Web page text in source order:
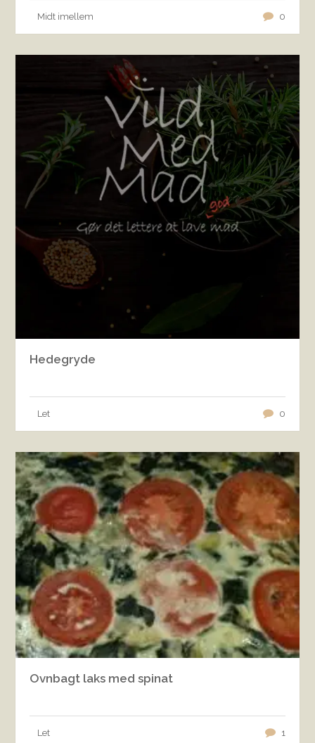
Midt imellem 0
Hedegryde
Let 0
Ovnbagt laks med spinat
Let 1